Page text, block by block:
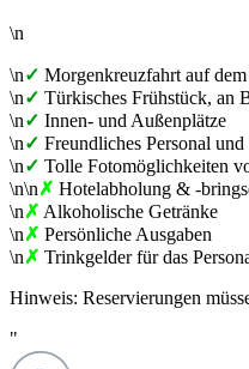
\n
\n✓ Morgenkreuzfahrt auf
\n✓ Türkisches Frühstück, an
\n✓ Innen- und Außenplätze
\n✓ Freundliches Personal
\n✓ Tolle Fotomöglichkeiten
\n\n✗ Hotelabholung & -
\n✗ Alkoholische Getränke
\n✗ Persönliche Ausgaben
\n✗ Trinkgelder für das
Hinweis: Reservierungen
"